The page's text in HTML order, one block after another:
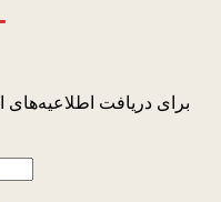
برای دریافت اطلاعیه‌های